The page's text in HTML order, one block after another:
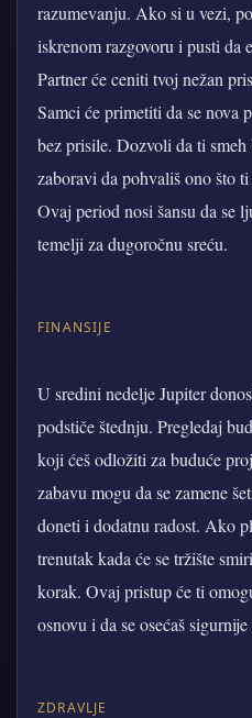
razumevanju. Ako si u vezi,
iskrenom razgovoru i pusti da
Partner će ceniti tvoj nežan
Samci će primetiti da se nova
bez prisile. Dozvoli da ti
zaboravi da pohvališ ono što
Ovaj period nosi šansu da se
temelji za dugoročnu sreću.
FINANSIJE
U sredini nedelje Jupiter
podstiče štednju. Pregledaj
koji ćeš odložiti za buduće
zabavu mogu da se zamene
doneti i dodatnu radost. Ako
trenutak kada će se tržište
korak. Ovaj pristup će ti
osnovu i da se osećaš
ZDRAVLJE